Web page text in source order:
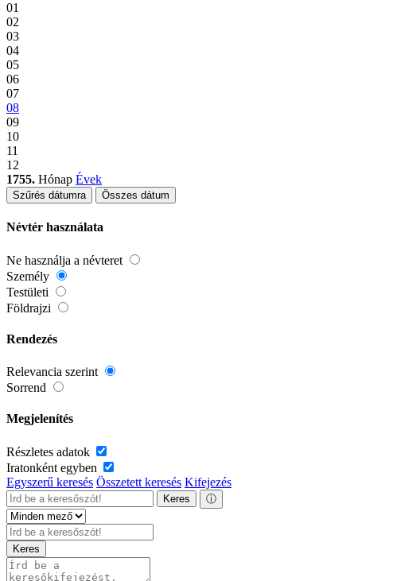
01
02
03
04
05
06
07
08
09
10
11
12
1755. Hónap Évek
Szűrés dátumra Összes dátum
Névtér használata
Ne használja a névteret
Személy
Testületi
Földrajzi
Rendezés
Relevancia szerint
Sorrend
Megjelenítés
Részletes adatok
Iratonként egyben
Egyszerű keresés Összetett keresés Kifejezés
Keres ⓘ
Keres